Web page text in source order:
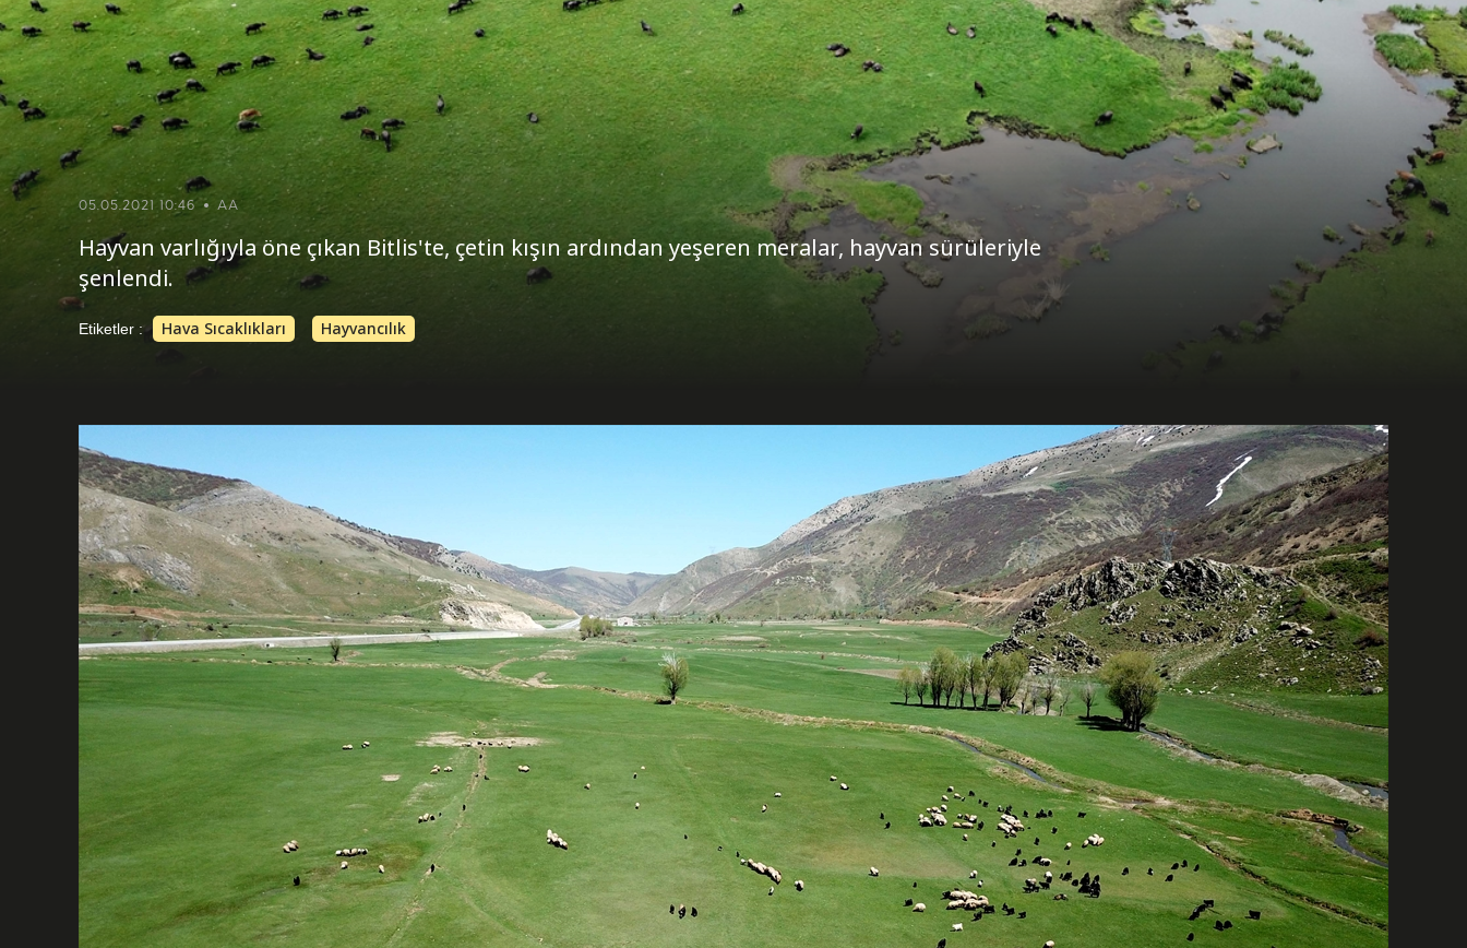
05.05.2021 10:46 AA
Hayvan varlığıyla öne çıkan Bitlis'te, çetin kışın ardından yeşeren meralar, hayvan sürüleriyle
şenlendi.
Etiketler : Hava Sıcaklıkları Hayvancılık